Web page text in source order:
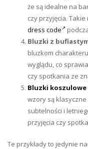
że są idealne na
czy przyjęcia.
dress code
Bluzki z
bluzkom
wyglądu, co
czy spotkania ze
Bluzki koszulowe
wzory są
subtelności i
przyjęcia czy
Te przykłady to jedynie